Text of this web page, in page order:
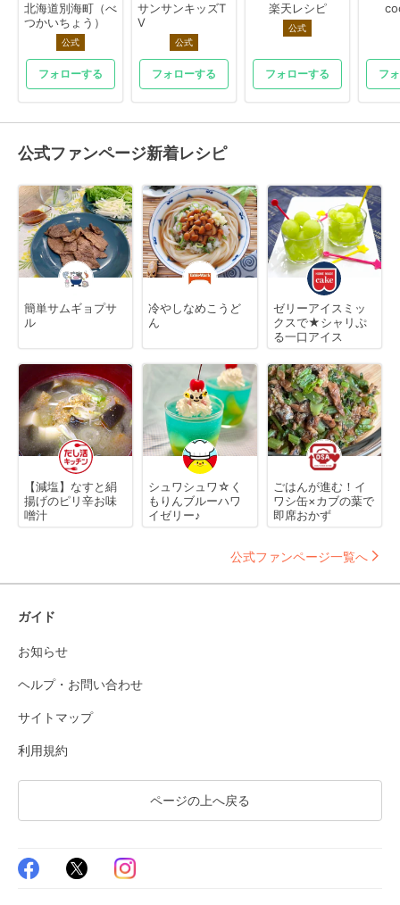
北海道別海町（べ
つかいちょう）
公式
フォローする
サンサンキッズT
V
公式
フォローする
楽天レシピ
公式
フォローする フ
公式ファンページ新着レシピ
簡単サムギョプサ
ル
冷やしなめこうど
ん
ゼリーアイスミッ
クスで★シャリぷ
る一口アイス
【減塩】なすと絹
揚げのピリ辛お味
噌汁
シュワシュワ☆く
もりんブルーハワ
イゼリー♪
ごはんが進む！イ
ワシ缶×カブの葉で
即席おかず
公式ファンページ一覧へ
ガイド
お知らせ
ヘルプ・お問い合わせ
サイトマップ
利用規約
ページの上へ戻る